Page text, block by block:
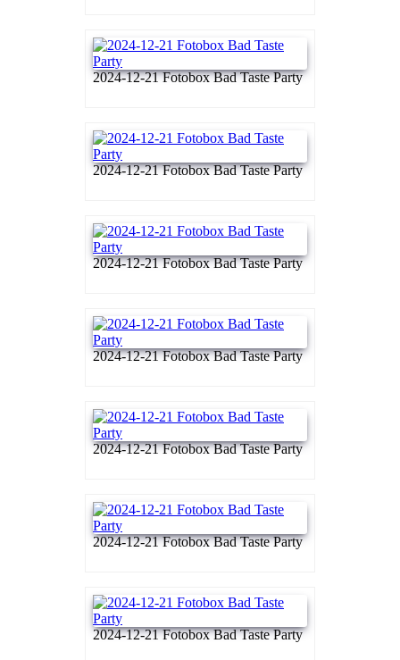
2024-12-21 Fotobox Bad Taste Party
2024-12-21 Fotobox Bad Taste Party
2024-12-21 Fotobox Bad Taste Party
2024-12-21 Fotobox Bad Taste Party
2024-12-21 Fotobox Bad Taste Party
2024-12-21 Fotobox Bad Taste Party
2024-12-21 Fotobox Bad Taste Party